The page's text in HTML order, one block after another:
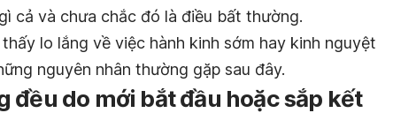
cả và chưa chắc đó là điều bất thường.
lo lắng về việc hành kinh sớm hay kinh nguyệt
nguyên nhân thường gặp sau đây.
đều do mới bắt đầu hoặc sắp kết